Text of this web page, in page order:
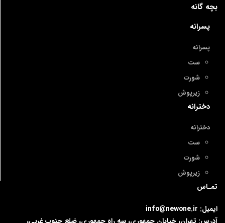
بچه گانه
پسرانه
پسرانه
ست
شورت
زیرپوش
دخترانه
دخترانه
ست
شورت
زیرپوش
تمـاس
ایمیل: info@newone.ir
آدرس: تهران، خیابان جمهوری، سه راه جمهوری، ضلع جنوب غربی،